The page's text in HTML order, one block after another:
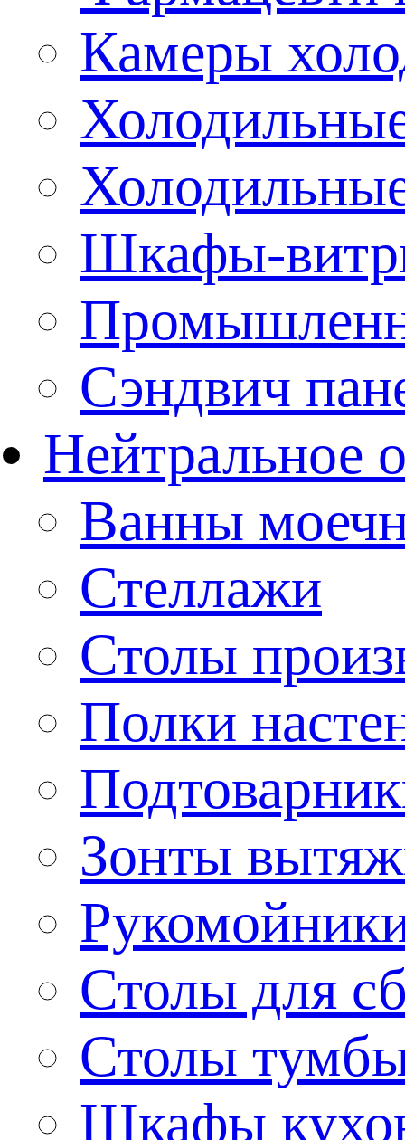
Камеры
Шкафы-
Сэндвич
Нейтральное
Ванны
Стеллажи
Столы
Полки
Зонты
Столы для
Столы
Шкафы